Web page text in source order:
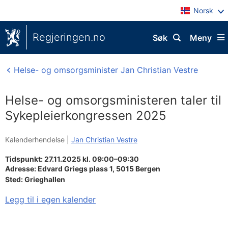
Norsk
Regjeringen.no Meny
Søk
Helse- og omsorgsminister Jan Christian Vestre
Helse- og omsorgsministeren taler til
Sykepleierkongressen 2025
Kalenderhendelse | Jan Christian Vestre
Tidspunkt: 27.11.2025 kl. 09:00–09:30
Adresse:Edvard Griegs plass 1, 5015Bergen
Sted:Grieghallen
Legg til i egen kalender